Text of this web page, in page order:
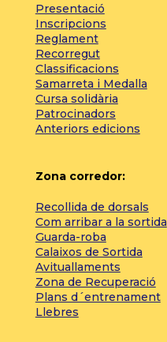
Presentació
Inscripcions
Reglament
Recorregut
Classificacions
Samarreta i Medalla
Cursa solidària
Patrocinadors
Anteriors edicions
Zona corredor:
Recollida de dorsals
Com arribar a la sortida
Guarda-roba
Calaixos de Sortida
Avituallaments
Zona de Recuperació
Plans d´entrenament
Llebres